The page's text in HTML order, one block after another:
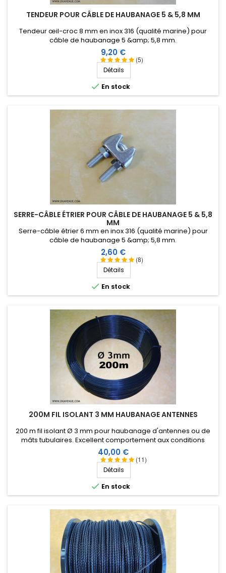
TENDEUR POUR CÂBLE DE HAUBANAGE 5 & 5,8 MM
(5)
Tendeur œil-croc 8 mm en inox 316 (qualité marine) pour
câble de haubanage 5 &amp; 5,8 mm.
Prix
9,20 €
Détails
 En stock
SERRE-CÂBLE ÉTRIER POUR CÂBLE DE HAUBANAGE 5 & 5,8
MM
(8)
Serre-câble étrier 6 mm en inox 316 (qualité marine) pour
câble de haubanage 5 &amp; 5,8 mm.
Prix
2,60 €
Détails
 En stock
200M FIL ISOLANT 3 MM HAUBANAGE ANTENNES
(11)
200 m fil isolant Ø 3 mm pour haubanage d'antennes ou de
mâts tubulaires. Excellent comportement aux conditions
climatiques (eau, soleil, gel), résistance à la rupture élevée,
très bonne isolation HF, longévité de plus de 25 ans !
Prix
40,00 €
Détails
 En stock